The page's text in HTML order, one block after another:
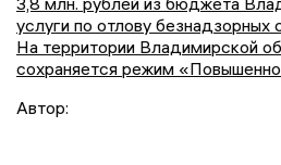
услуги по отлову безнадзорных
На территории Владимирской
сохраняется режим
Автор: